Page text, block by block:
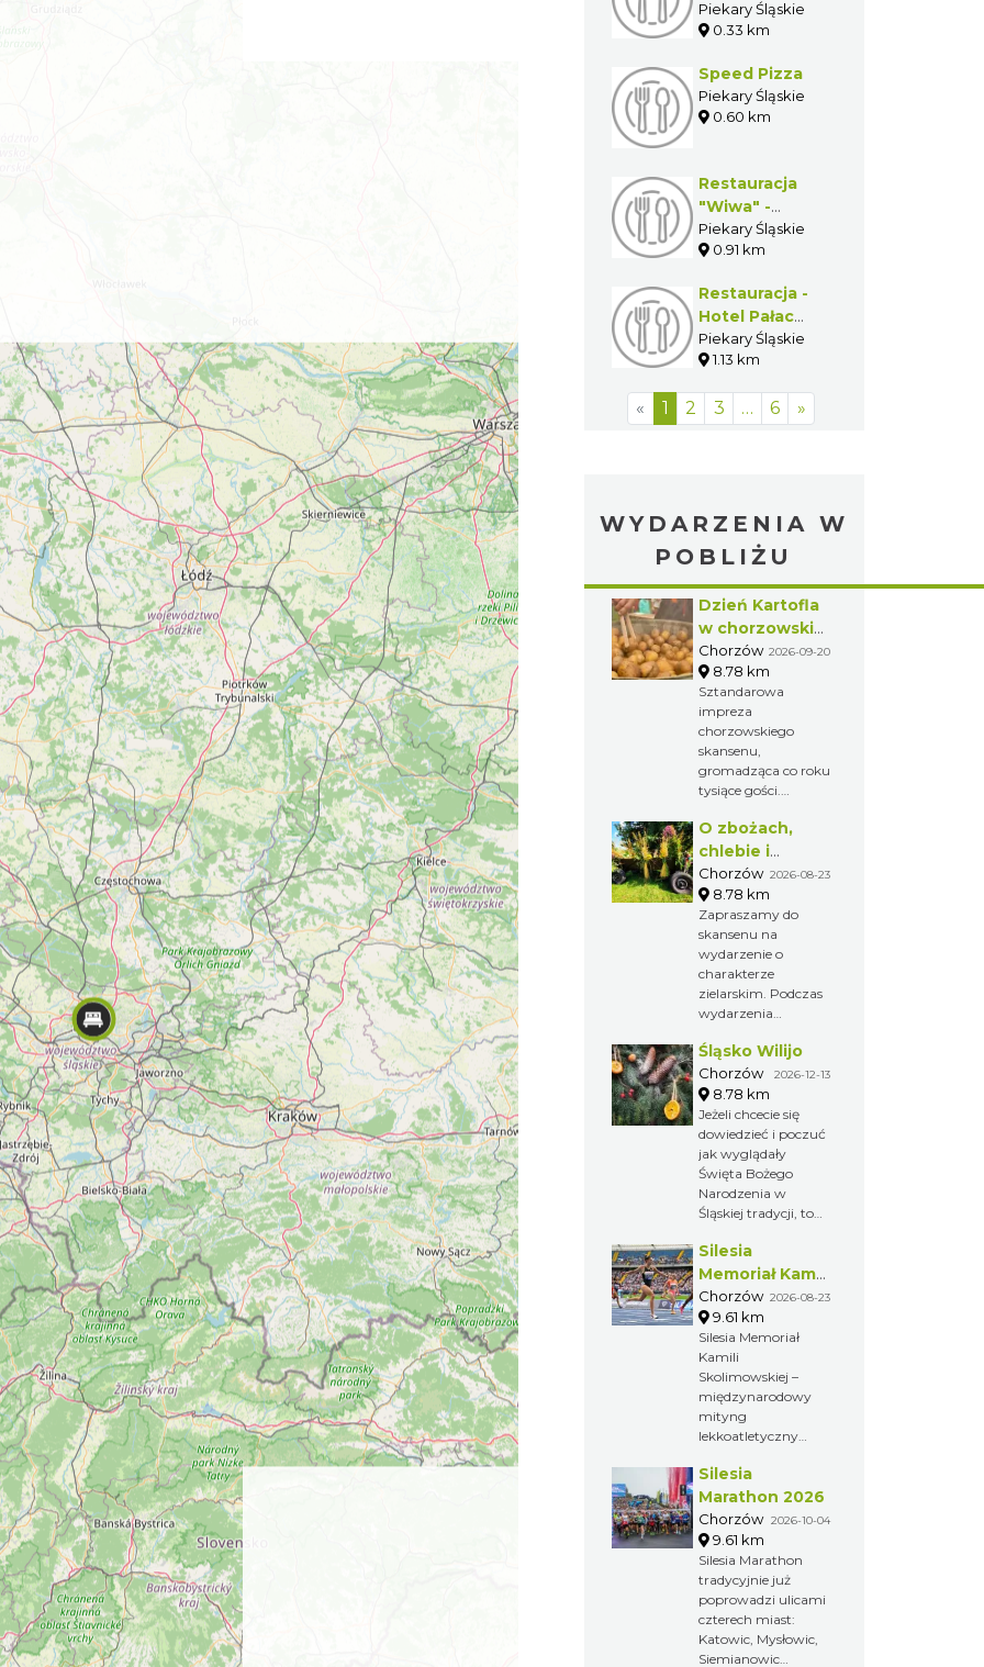
"Apogeum"
Piekary Śląskie
0.33 km
Speed Pizza
Piekary Śląskie
0.60 km
Restauracja
"Wiwa" -
Piwiarnia
Warecka
Piekary Śląskie
0.91 km
Restauracja -
Hotel Pałac
Wiśniewski
Piekary Śląskie
1.13 km
« 1 2 3 … 6 »
WYDARZENIA W
POBLIŻU
Dzień Kartofla
w chorzowskim
skansenie
Chorzów 2026-09-20
8.78 km
Sztandarowa
impreza
chorzowskiego
skansenu,
gromadząca co roku
tysiące gości.
dawnych obrzędów
i zwyczajów na
Górnym Śląsku.
O zbożach,
chlebie i
ziołach
Chorzów 2026-08-23
8.78 km
Zapraszamy do
skansenu na
wydarzenie o
charakterze
zielarskim. Podczas
wydarzenia
pokazy prac
żniwnych i działania
młynów.
Śląsko Wilijo
Chorzów 2026-12-13
8.78 km
Jeżeli chcecie się
dowiedzieć i poczuć
jak wyglądały
Święta Bożego
Narodzenia w
Śląskiej tradycji, to
chorzowskiego
skansenu na Śląsko
Wilijo.
Silesia
Memoriał Kamili
Skolimowskiej
Chorzów 2026-08-23
9.61 km
Silesia Memoriał
Kamili
Skolimowskiej –
międzynarodowy
mityng
lekkoatletyczny
przez Fundację
Kamili
Skolimowskiej.
Zawody poświęcone
są pamięci zmarłej
w lutym 2009 roku
Skolimowskiej –
mistrzyni
olimpijskiej w rzucie
Silesia
Marathon 2026
Chorzów 2026-10-04
9.61 km
Silesia Marathon
tradycyjnie już
poprowadzi ulicami
czterech miast:
Katowic, Mysłowic,
Siemianowic